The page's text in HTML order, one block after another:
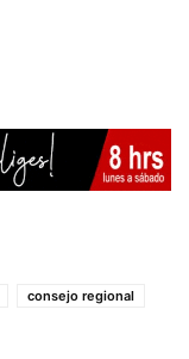
consejo regional